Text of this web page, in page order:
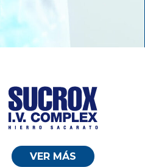
VER MÁS